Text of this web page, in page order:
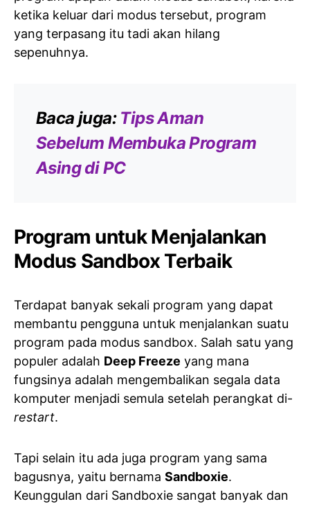
ketika keluar dari modus tersebut, program
yang terpasang itu tadi akan hilang
sepenuhnya.
Baca juga: Tips Aman
Sebelum Membuka Program
Asing di PC
Program untuk Menjalankan
Modus Sandbox Terbaik
Terdapat banyak sekali program yang dapat
membantu pengguna untuk menjalankan suatu
program pada modus sandbox. Salah satu yang
populer adalah Deep Freeze yang mana
fungsinya adalah mengembalikan segala data
komputer menjadi semula setelah perangkat di-
restart.
Tapi selain itu ada juga program yang sama
bagusnya, yaitu bernama Sandboxie.
Keunggulan dari Sandboxie sangat banyak dan